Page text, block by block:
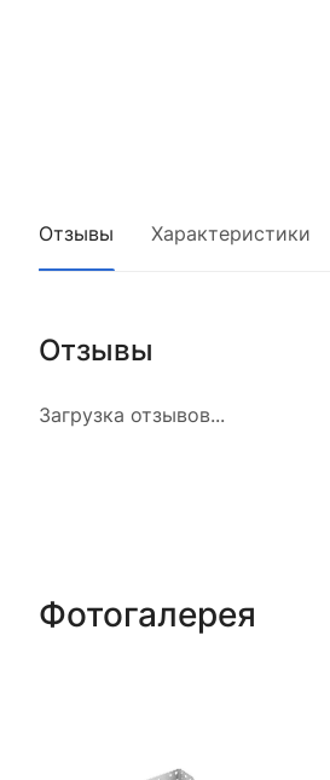
Отзывы Характеристики
Отзывы
Загрузка отзывов...
Фотогалерея